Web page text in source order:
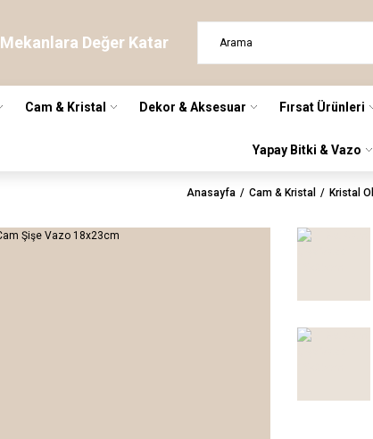
Mekanlara Değer Katar
Cam & Kristal Dekor & Aksesuar Fırsat Ürünleri
Yapay Bitki & Vazo
Anasayfa Cam & Kristal Kristal